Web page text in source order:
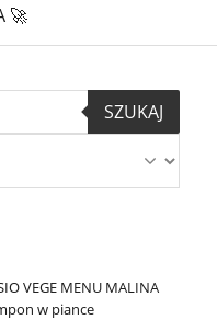
🚀
SZUKAJ
VEGE MENU MALINA
w piance